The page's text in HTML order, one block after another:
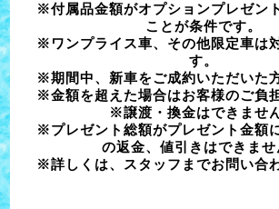
※付属品金額がオプションプレゼン
ことが条件です。
※ワンプライス車、その他限定車は
す。
※期間中、新車をご成約いただいた
※金額を超えた場合はお客様のご負
※譲渡・換金はできません
※プレゼント総額がプレゼント金額
の返金、値引きはできませ
※詳しくは、スタッフまでお問い合